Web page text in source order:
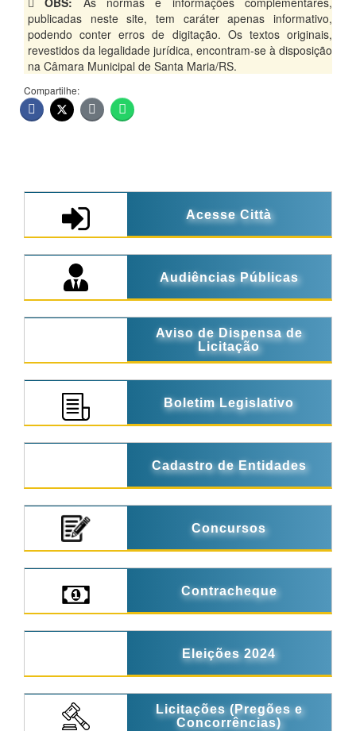
publicadas neste site, tem caráter apenas informativo,
podendo conter erros de digitação. Os textos originais,
revestidos da legalidade jurídica, encontram-se à disposição
na Câmara Municipal de Santa Maria/RS.
Compartilhe:
Acesse Città
Audiências Públicas
Aviso de Dispensa de
Licitação
Boletim Legislativo
Cadastro de Entidades
Concursos
Contracheque
Eleições 2024
Licitações (Pregões e
Concorrências)